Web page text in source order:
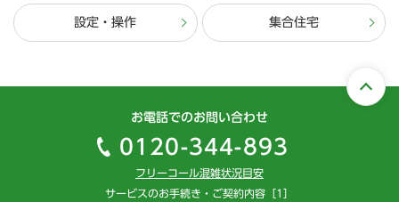
設定・操作 集合住宅
お電話でのお問い合わせ
0120-344-893
フリーコール混雑状況目安
サービスのお手続き・ご契約内容［1］